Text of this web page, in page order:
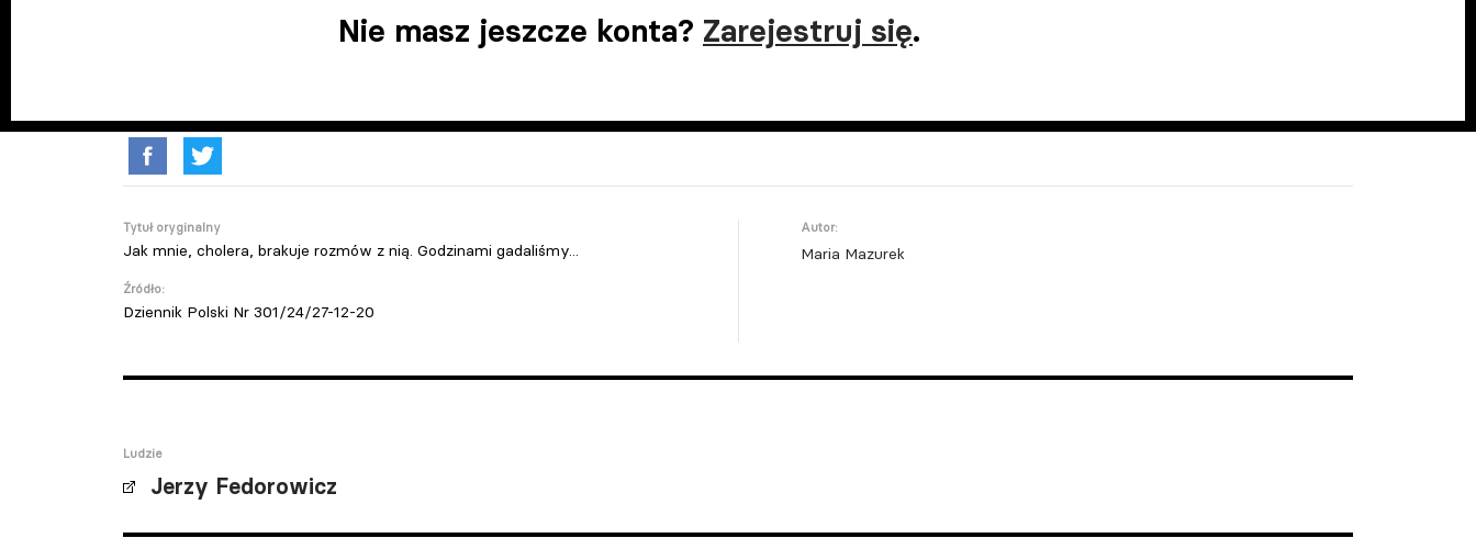
Nie masz jeszcze konta? Zarejestruj się.
Tytuł oryginalny
Jak mnie, cholera, brakuje rozmów z nią. Godzinami gadaliśmy...
Źródło:
Dziennik Polski Nr 301/24/27-12-20
Autor:
Maria Mazurek
Ludzie
Jerzy Fedorowicz